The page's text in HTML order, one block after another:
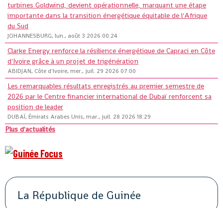
turbines Goldwind, devient opérationnelle, marquant une étape
importante dans la transition énergétique équitable de l'Afrique
du Sud
JOHANNESBURG, lun., août 3 2026 00:24
Clarke Energy renforce la résilience énergétique de Capraci en Côte
d'Ivoire grâce à un projet de trigénération
ABIDJAN, Côte d'Ivoire, mer., juil. 29 2026 07:00
Les remarquables résultats enregistrés au premier semestre de
2026 par le Centre financier international de Dubaï renforcent sa
position de leader
DUBAÏ, Émirats Arabes Unis, mar., juil. 28 2026 18:29
Plus d'actualités
La République de Guinée